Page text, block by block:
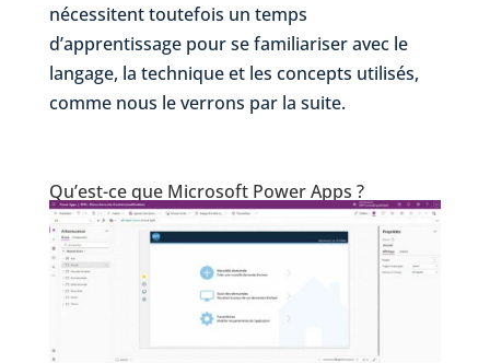
nécessitent toutefois un temps
d’apprentissage pour se familiariser avec le
langage, la technique et les concepts utilisés,
comme nous le verrons par la suite.
Qu’est-ce que Microsoft Power Apps ?